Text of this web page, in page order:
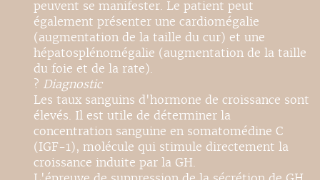
peuvent se manifester. Le patient peut
également présenter une cardiomégalie
(augmentation de la taille du cur) et une
hépatosplénomégalie (augmentation de la taille
du foie et de la rate).
? Diagnostic
Les taux sanguins d'hormone de croissance sont
élevés. Il est utile de déterminer la
concentration sanguine en somatomédine C
(IGF-1), molécule qui stimule directement la
croissance induite par la GH.